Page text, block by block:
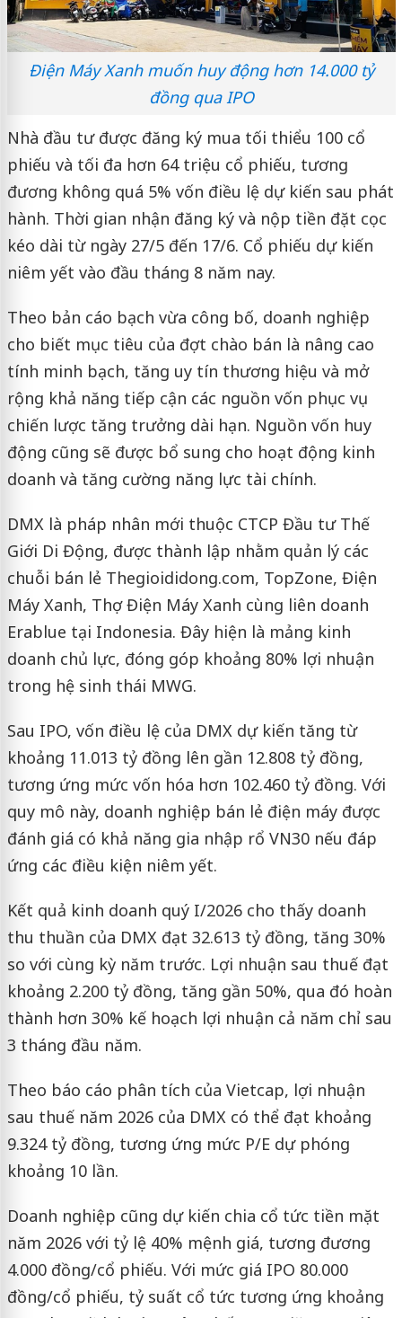
Điện Máy Xanh muốn huy động hơn 14.000 tỷ
đồng qua IPO
Nhà đầu tư được đăng ký mua tối thiểu 100 cổ
phiếu và tối đa hơn 64 triệu cổ phiếu, tương
đương không quá 5% vốn điều lệ dự kiến sau phát
hành. Thời gian nhận đăng ký và nộp tiền đặt cọc
kéo dài từ ngày 27/5 đến 17/6. Cổ phiếu dự kiến
niêm yết vào đầu tháng 8 năm nay.
Theo bản cáo bạch vừa công bố, doanh nghiệp
cho biết mục tiêu của đợt chào bán là nâng cao
tính minh bạch, tăng uy tín thương hiệu và mở
rộng khả năng tiếp cận các nguồn vốn phục vụ
chiến lược tăng trưởng dài hạn. Nguồn vốn huy
động cũng sẽ được bổ sung cho hoạt động kinh
doanh và tăng cường năng lực tài chính.
DMX là pháp nhân mới thuộc CTCP Đầu tư Thế
Giới Di Động, được thành lập nhằm quản lý các
chuỗi bán lẻ Thegioididong.com, TopZone, Điện
Máy Xanh, Thợ Điện Máy Xanh cùng liên doanh
Erablue tại Indonesia. Đây hiện là mảng kinh
doanh chủ lực, đóng góp khoảng 80% lợi nhuận
trong hệ sinh thái MWG.
Sau IPO, vốn điều lệ của DMX dự kiến tăng từ
khoảng 11.013 tỷ đồng lên gần 12.808 tỷ đồng,
tương ứng mức vốn hóa hơn 102.460 tỷ đồng. Với
quy mô này, doanh nghiệp bán lẻ điện máy được
đánh giá có khả năng gia nhập rổ VN30 nếu đáp
ứng các điều kiện niêm yết.
Kết quả kinh doanh quý I/2026 cho thấy doanh
thu thuần của DMX đạt 32.613 tỷ đồng, tăng 30%
so với cùng kỳ năm trước. Lợi nhuận sau thuế đạt
khoảng 2.200 tỷ đồng, tăng gần 50%, qua đó hoàn
thành hơn 30% kế hoạch lợi nhuận cả năm chỉ sau
3 tháng đầu năm.
Theo báo cáo phân tích của Vietcap, lợi nhuận
sau thuế năm 2026 của DMX có thể đạt khoảng
9.324 tỷ đồng, tương ứng mức P/E dự phóng
khoảng 10 lần.
Doanh nghiệp cũng dự kiến chia cổ tức tiền mặt
năm 2026 với tỷ lệ 40% mệnh giá, tương đương
4.000 đồng/cổ phiếu. Với mức giá IPO 80.000
đồng/cổ phiếu, tỷ suất cổ tức tương ứng khoảng